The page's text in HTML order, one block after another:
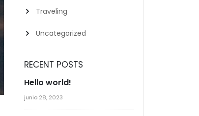
Traveling
Uncategorized
RECENT POSTS
Hello world!
junio 28, 2023